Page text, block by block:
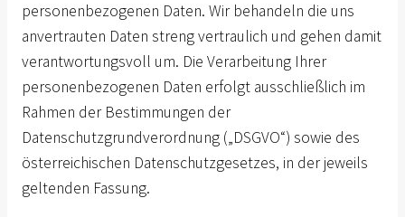
personenbezogenen Daten. Wir behandeln die uns
anvertrauten Daten streng vertraulich und gehen damit
verantwortungsvoll um. Die Verarbeitung Ihrer
personenbezogenen Daten erfolgt ausschließlich im
Rahmen der Bestimmungen der
Datenschutzgrundverordnung („DSGVO“) sowie des
österreichischen Datenschutzgesetzes, in der jeweils
geltenden Fassung.